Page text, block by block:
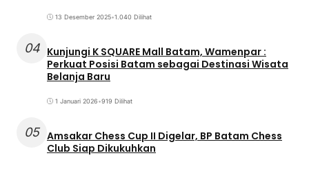
13 Desember 2025•1.040 Dilihat
04 Kunjungi K SQUARE Mall Batam, Wamenpar :
Perkuat Posisi Batam sebagai Destinasi Wisata
Belanja Baru
1 Januari 2026•919 Dilihat
05 Amsakar Chess Cup II Digelar, BP Batam Chess
Club Siap Dikukuhkan